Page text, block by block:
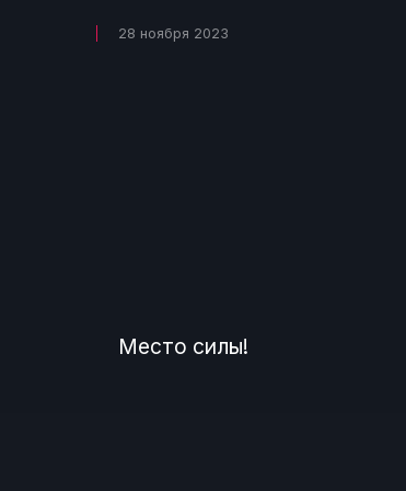
28 ноября 2023
Место силы!